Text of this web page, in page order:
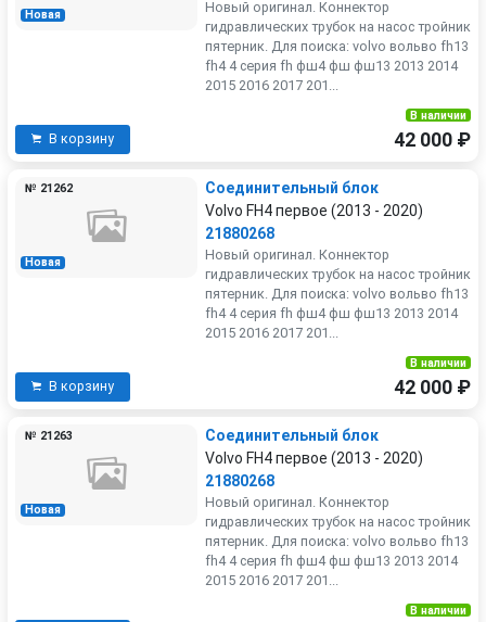
Новая
Новый оригинал. Коннектор
гидравлических трубок на насос тройник
пятерник. Для поиска: volvo вольво fh13
fh4 4 серия fh фш4 фш фш13 2013 2014
2015 2016 2017 201...
В корзину
В наличии
42 000 ₽
Новая
№ 21262
Соединительный блок
Volvo FH4 первое (2013 - 2020)
21880268
Новый оригинал. Коннектор
гидравлических трубок на насос тройник
пятерник. Для поиска: volvo вольво fh13
fh4 4 серия fh фш4 фш фш13 2013 2014
2015 2016 2017 201...
В корзину
В наличии
42 000 ₽
Новая
№ 21263
Соединительный блок
Volvo FH4 первое (2013 - 2020)
21880268
Новый оригинал. Коннектор
гидравлических трубок на насос тройник
пятерник. Для поиска: volvo вольво fh13
fh4 4 серия fh фш4 фш фш13 2013 2014
2015 2016 2017 201...
В наличии